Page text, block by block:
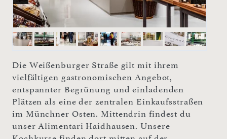
Die Weißenburger Straße gilt mit ihrem
vielfältigen gastronomischen Angebot,
entspannter Begrünung und einladenden
Plätzen als eine der zentralen Einkaufsstraßen
im Münchner Osten. Mittendrin findest du
unser Alimentari Haidhausen. Unsere